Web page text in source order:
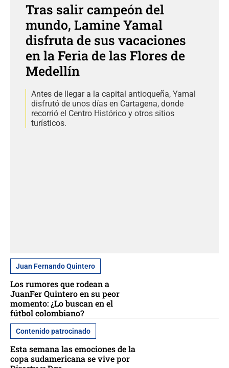
Tras salir campeón del
mundo, Lamine Yamal
disfruta de sus vacaciones
en la Feria de las Flores de
Medellín
Antes de llegar a la capital antioqueña, Yamal
disfrutó de unos días en Cartagena, donde
recorrió el Centro Histórico y otros sitios
turísticos.
Juan Fernando Quintero
Los rumores que rodean a
JuanFer Quintero en su peor
momento: ¿Lo buscan en el
fútbol colombiano?
Contenido patrocinado
Esta semana las emociones de la
copa sudamericana se vive por